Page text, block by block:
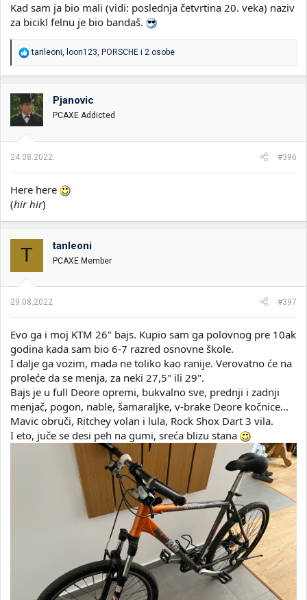
Kad sam ja bio mali (vidi: poslednja četvrtina 20. veka) naziv
za bicikl felnu je bio bandaš.
R
a
o
v
a
n
:
tanleoni, loon123, PORSCHE i 2 osobe
Pjanovic
PCAXE Addicted
24.08.2022. #396
Here here
(hir hir)
T tanleoni
PCAXE Member
29.08.2022. #397
Evo ga i moj KTM 26" bajs. Kupio sam ga polovnog pre 10ak
godina kada sam bio 6-7 razred osnovne škole.
I dalje ga vozim, mada ne toliko kao ranije. Verovatno će na
proleće da se menja, za neki 27,5" ili 29".
Bajs je u full Deore opremi, bukvalno sve, prednji i zadnji
menjač, pogon, nable, šamaraljke, v-brake Deore kočnice...
Mavic obruči, Ritchey volan i lula, Rock Shox Dart 3 vila.
I eto, juče se desi peh na gumi, sreća blizu stana